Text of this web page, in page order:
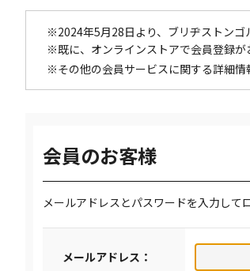
※2024年5月28日より、ブリヂストンゴ
※既に、オンラインストアで会員登録が
※その他の会員サービスに関する詳細情
会員のお客様
メールアドレスとパスワードを入力して
メールアドレス：